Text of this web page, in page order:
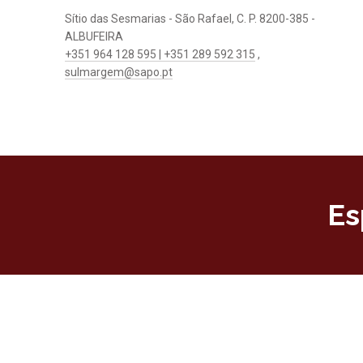
Sítio das Sesmarias - São Rafael, C. P. 8200-385 -
ALBUFEIRA
+351 964 128 595 | +351 289 592 315 ,
sulmargem@sapo.pt